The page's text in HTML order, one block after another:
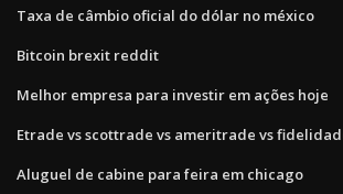
Taxa de câmbio oficial do dólar no méxico
Bitcoin brexit reddit
Melhor empresa para investir em ações hoje
Etrade vs scottrade vs ameritrade vs
Aluguel de cabine para feira em chicago